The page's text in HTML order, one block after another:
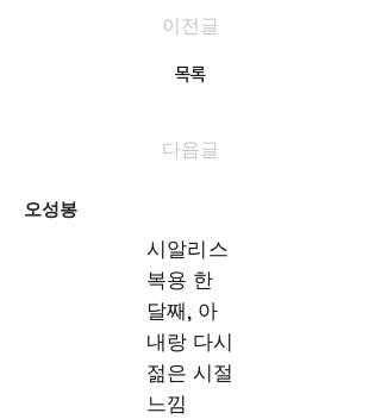
이전글
목록
다음글
오성봉
시알리스
복용 한
달째, 아
내랑 다시
젊은 시절
느낌